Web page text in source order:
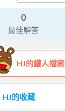
0
最佳解答
HJ的鐵人檔案
HJ的收藏